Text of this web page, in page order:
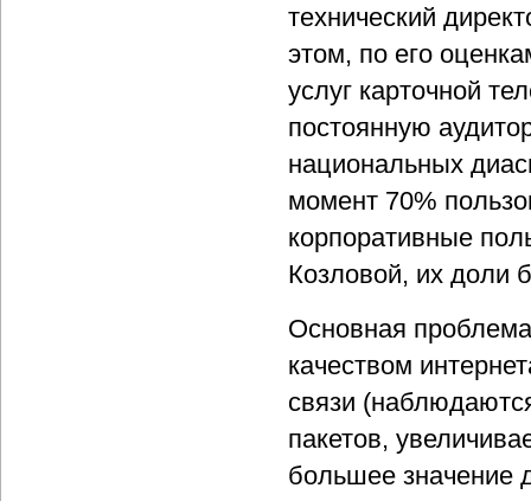
технический
этом, по его
услуг карточной
постоянную
национальных
момент 70%
корпоративные
Козловой, их доли
Основная
качеством
связи
пакетов,
большее значение